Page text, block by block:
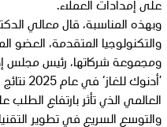
على إمدادات العملاء.
وبهذه المناسبة، قال معالي
والتكنولوجيا المتقدمة، العضو
ومجموعة شركاتها، رئيس مجلس
’أدنوك
العالمي الذي تأثر بارتفاع الطلب
والتوسع السريع في تطوير